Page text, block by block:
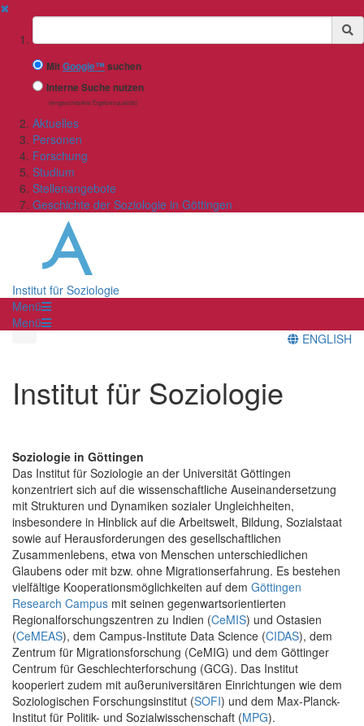
✖
Suchbegriff
MitGoogle™ suchen
Interne Suche nutzen
(eingeschränkte Ergebnisqualität)
Aktuelles
Personen
Forschung
Studium
Stellenangebote
Geschichte der Soziologie in Göttingen
Institut für Soziologie
Menü
Menü
ENGLISH
Institut für Soziologie
Soziologie in Göttingen
Das Institut für Soziologie an der Universität Göttingen
konzentriert sich auf die wissenschaftliche Auseinandersetzung
mit Strukturen und Dynamiken sozialer Ungleichheiten,
insbesondere in Hinblick auf die Arbeitswelt, Bildung, Sozialstaat
sowie auf Herausforderungen des gesellschaftlichen
Zusammenlebens, etwa von Menschen unterschiedlichen
Glaubens oder mit bzw. ohne Migrationserfahrung. Es bestehen
vielfältige Kooperationsmöglichkeiten auf dem Göttingen
Research Campus mit seinen gegenwartsorientierten
Regionalforschungszentren zu Indien (CeMIS) und Ostasien
(CeMEAS), dem Campus-Institute Data Science (CIDAS), dem
Zentrum für Migrationsforschung (CeMIG) und dem Göttinger
Centrum für Geschlechterforschung (GCG). Das Institut
kooperiert zudem mit außeruniversitären Einrichtungen wie dem
Soziologischen Forschungsinstitut (SOFI) und dem Max-Planck-
Institut für Politik- und Sozialwisschenschaft (MPG).